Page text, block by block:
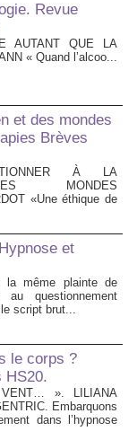
Revue
AUTANT QUE LA
« Quand l’alcoo...
et des mondes
Brèves
À LA
MONDES
«Une éthique de
et
la même plainte de
au questionnement
script brut...
le corps ?
HS20.
VENT… ». LILIANA
Embarquons
dans l’hypnose